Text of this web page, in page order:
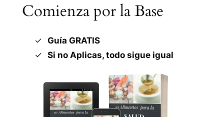
Comienza por la Base
Guía GRATIS
Si no Aplicas, todo sigue igual